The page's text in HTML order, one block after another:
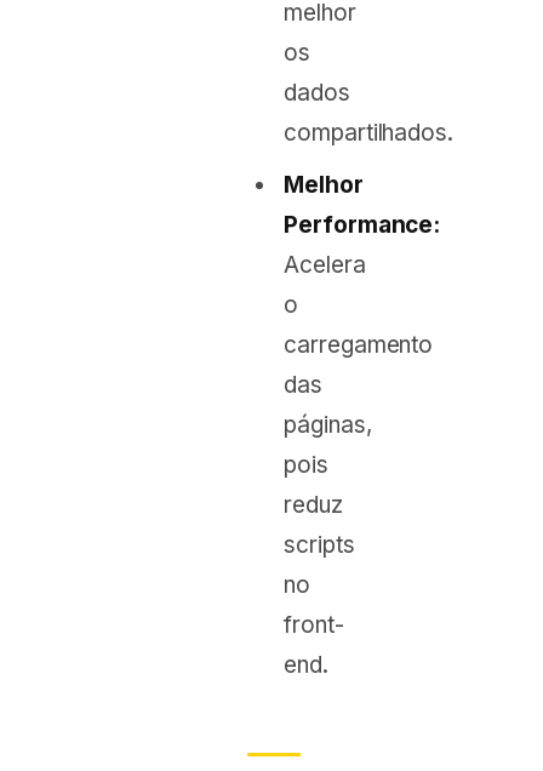
melhor
os
dados
compartilhados.
Melhor
Performance:
Acelera
o
carregamento
das
páginas,
pois
reduz
scripts
no
front-
end.